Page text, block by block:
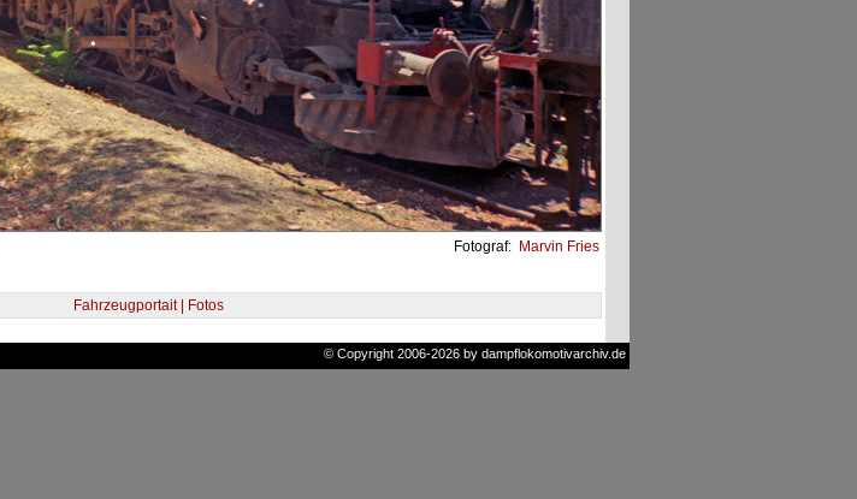
Fotograf: Marvin Fries
Fahrzeugportait | Fotos
© Copyright 2006-2026 by dampflokomotivarchiv.de